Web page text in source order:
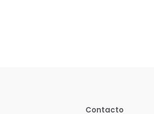
Contacto